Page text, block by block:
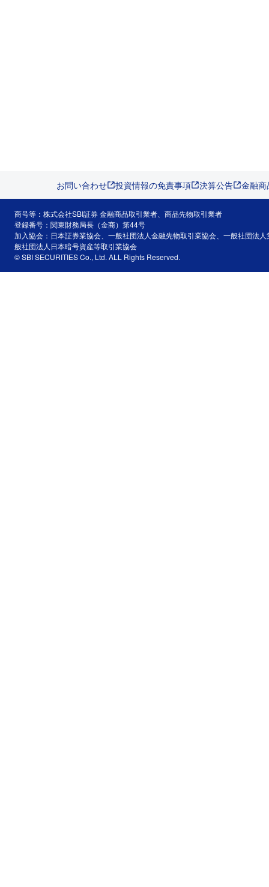
お問い合わせ 投資情報の免責事項 決算公告 金融
商号等：株式会社SBI証券 金融商品取引業者、商品先物取引業者
登録番号：関東財務局長（金商）第44号
加入協会：日本証券業協会、一般社団法人金融先物取引業協会、一般社団法
般社団法人日本暗号資産等取引業協会
© SBI SECURITIES Co., Ltd. ALL Rights Reserved.